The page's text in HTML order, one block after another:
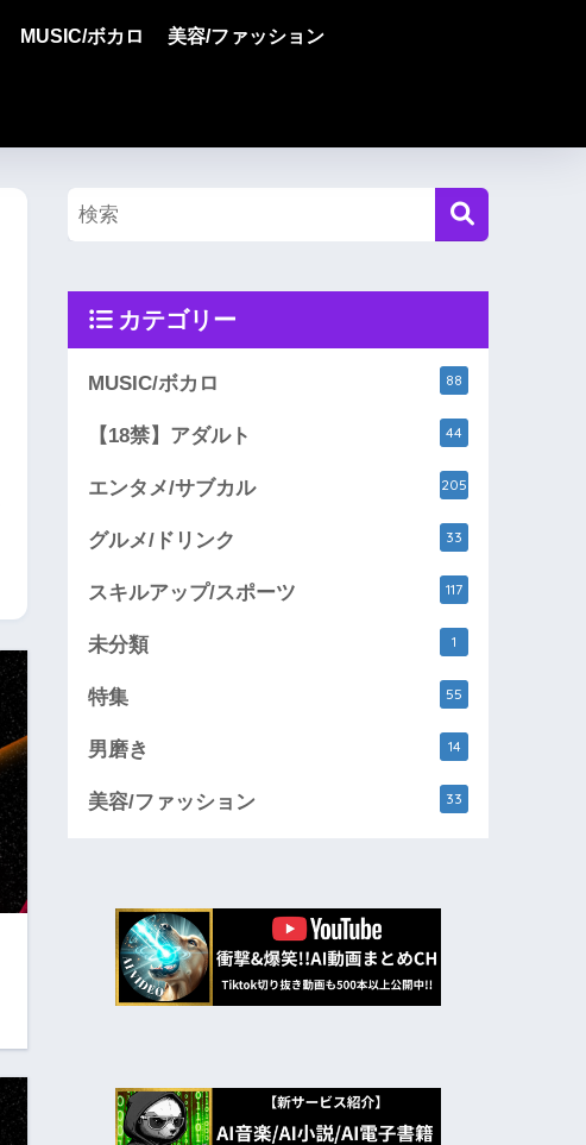
MUSIC/ボカロ 美容/ファッション
カテゴリー
MUSIC/ボカロ 88
【18禁】アダルト 44
エンタメ/サブカル 205
グルメ/ドリンク 33
スキルアップ/スポーツ 117
未分類 1
特集 55
男磨き 14
美容/ファッション 33